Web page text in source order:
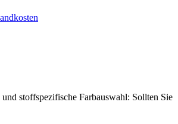
stoffspezifische Farbauswahl: Sollten Sie